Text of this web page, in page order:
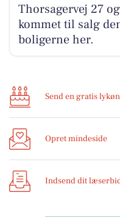
Thorsagervej 27
kommet til salg
boligerne her.
Send en gratis
Opret mindeside
Indsend dit